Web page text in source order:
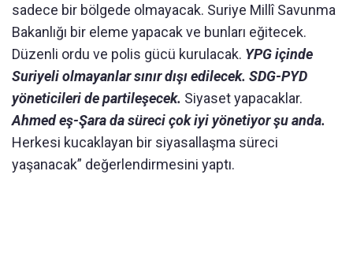
sadece bir bölgede olmayacak. Suriye Millî Savunma
Bakanlığı bir eleme yapacak ve bunları eğitecek.
Düzenli ordu ve polis gücü kurulacak. YPG içinde
Suriyeli olmayanlar sınır dışı edilecek. SDG-PYD
yöneticileri de partileşecek. Siyaset yapacaklar.
Ahmed eş-Şara da süreci çok iyi yönetiyor şu anda.
Herkesi kucaklayan bir siyasallaşma süreci
yaşanacak” değerlendirmesini yaptı.